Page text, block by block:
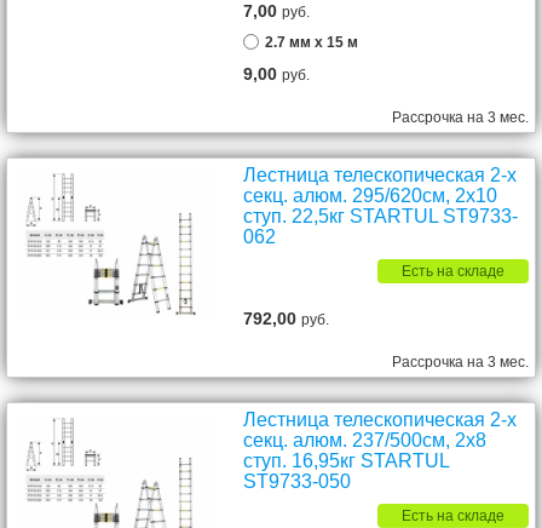
7,00руб.
2.7 мм х 15 м
9,00руб.
Рассрочка на 3 мес.
Лестница телескопическая 2-х
секц. алюм. 295/620см, 2х10
ступ. 22,5кг STARTUL ST9733-
062
Есть на складе
792,00руб.
Рассрочка на 3 мес.
Лестница телескопическая 2-х
секц. алюм. 237/500см, 2х8
ступ. 16,95кг STARTUL
ST9733-050
Есть на складе